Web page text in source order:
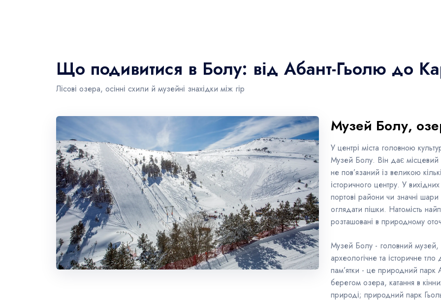
Що подивитися в Болу: від Абант-Гьолю до
Лісові озера, осінні схили й музейні знахідки між гір
Музей Болу,
У центрі міста головною
Музей Болу. Він дає місцевий
не пов’язаний із великою
історичного центру. У
портові райони чи значні
оглядати пішки. Натомість
розташовані в природному
Музей Болу - головний музей,
археологічне та історичне
пам’ятки - це природний парк
берегом озера, катання в
природі; природний парк